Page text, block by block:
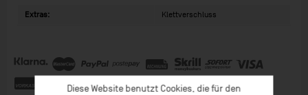
Extras: Klettverschluss
Diese Website benutzt Cookies, die für den